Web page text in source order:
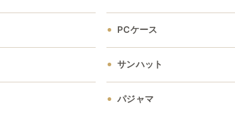
PCケース
サンハット
パジャマ